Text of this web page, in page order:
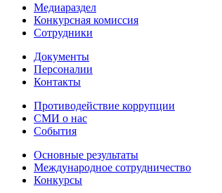
Медиараздел
Конкурсная комиссия
Сотрудники
Документы
Персоналии
Контакты
Противодействие коррупции
СМИ о нас
События
Основные результаты
Международное сотрудничество
Конкурсы